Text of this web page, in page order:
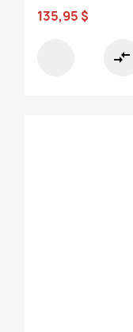
135,95 $
compare_arrows